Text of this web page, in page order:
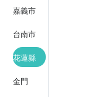
嘉義市
台南市
花蓮縣
金門